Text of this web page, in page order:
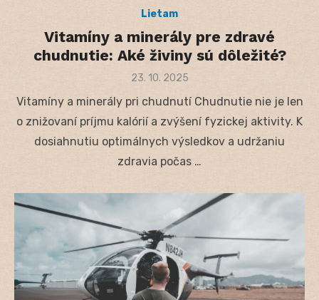
Lietam
Vitamíny a minerály pre zdravé
chudnutie: Aké živiny sú dôležité?
Posted
23. 10. 2025
Vitamíny a minerály pri chudnutí Chudnutie nie je len
o znižovaní príjmu kalórií a zvýšení fyzickej aktivity. K
dosiahnutiu optimálnych výsledkov a udržaniu
zdravia počas …